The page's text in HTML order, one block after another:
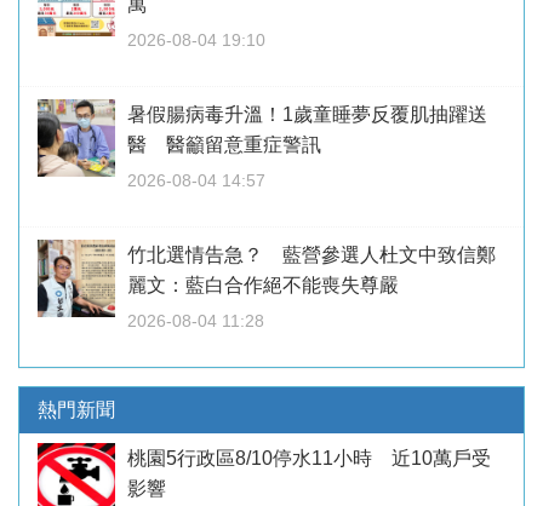
萬
2026-08-04 19:10
暑假腸病毒升溫！1歲童睡夢反覆肌抽躍送
醫 醫籲留意重症警訊
2026-08-04 14:57
竹北選情告急？ 藍營參選人杜文中致信鄭
麗文：藍白合作絕不能喪失尊嚴
2026-08-04 11:28
熱門新聞
桃園5行政區8/10停水11小時 近10萬戶受
影響